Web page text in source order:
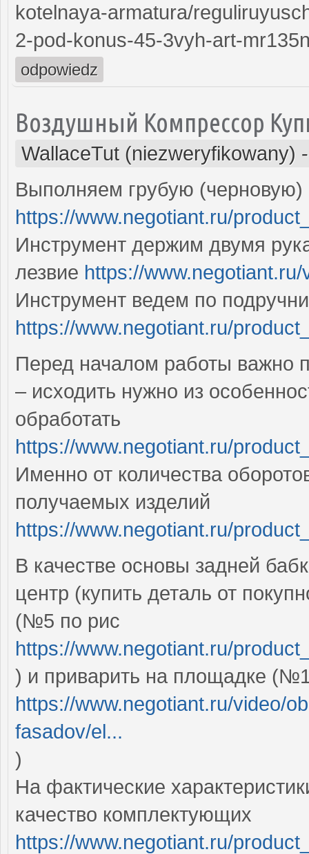
kotelnaya-armatura/
2-pod-konus-45-3vyh-art-
odpowiedz
Воздушный Компрессор
WallaceTut (niezweryfikowany)
Выполняем грубую (черновую)
https://www.negotiant.ru/
Инструмент держим двумя
лезвие https://
Инструмент ведем по
https://www.negotiant.ru/
Перед началом работы важно
– исходить нужно из
обработать
https://www.negotiant.ru/
Именно от количества
получаемых изделий
https://www.negotiant.ru/
В качестве основы задней
центр (купить деталь от
(№5 по рис
https://www.negotiant.ru/
) и приварить на площадке
https://www.negotiant.ru/video/
fasadov/el...
)
На фактические
качество комплектующих
https://www.negotiant.ru/